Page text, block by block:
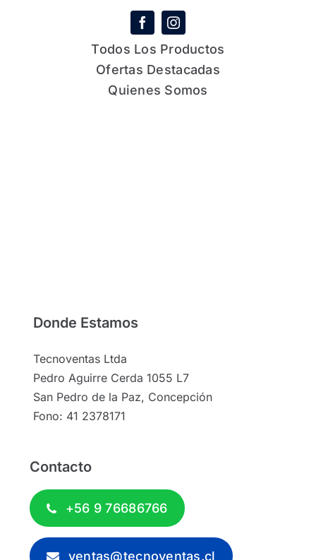
Todos Los Productos
Ofertas Destacadas
Quienes Somos
Donde Estamos
Tecnoventas Ltda
Pedro Aguirre Cerda 1055 L7
San Pedro de la Paz, Concepción
Fono: 41 2378171
Contacto
+56 9 76686766
ventas@tecnoventas.cl